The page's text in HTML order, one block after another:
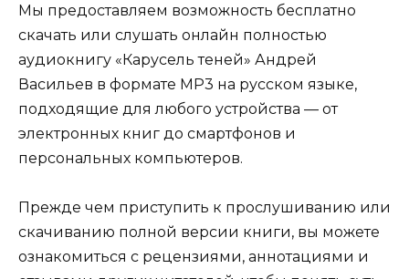
Мы предоставляем возможность бесплатно
скачать или слушать онлайн полностью
аудиокнигу «Карусель теней» Андрей
Васильев в формате MP3 на русском языке,
подходящие для любого устройства — от
электронных книг до смартфонов и
персональных компьютеров.
Прежде чем приступить к прослушиванию или
скачиванию полной версии книги, вы можете
ознакомиться с рецензиями, аннотациями и